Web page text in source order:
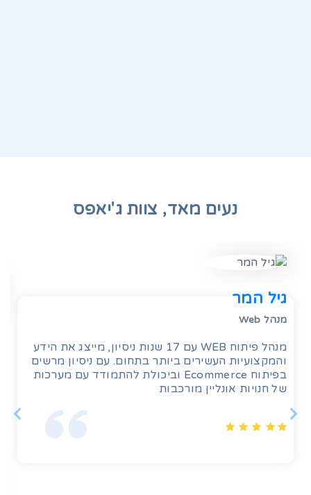
נעים מאד, צוות ג'יאפס
גיל המר
מנהל Web
מנהל פיתוח WEB עם 17 שנות ניסיון, מייצג את הידע
והמקצועיות העשירים ביותר בתחום. עם ניסיון מרשים
בפיתוח Ecommerce וביכולת להתמודד עם מערכות
של חנויות אונליין מורכבות